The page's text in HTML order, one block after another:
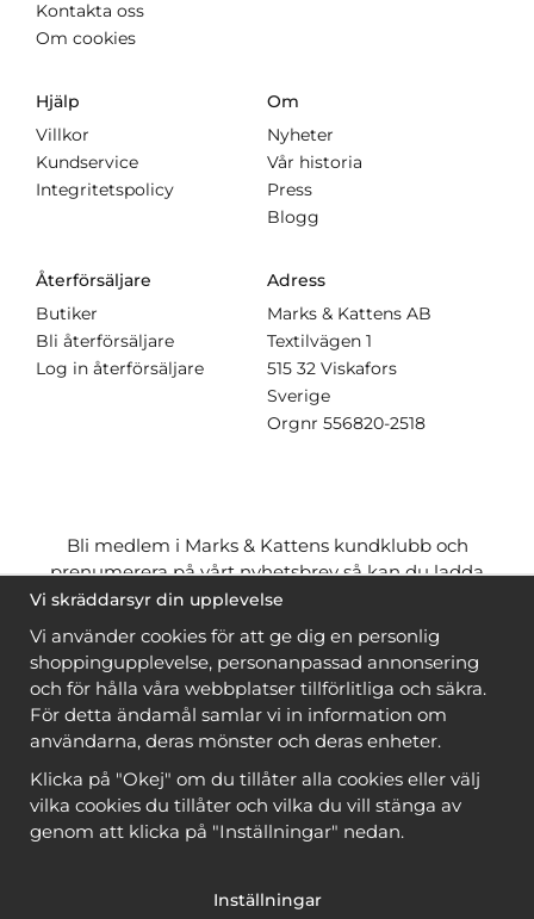
Kontakta oss
Om cookies
Hjälp
Villkor
Kundservice
Integritetspolicy
Om
Nyheter
Vår historia
Press
Blogg
Återförsäljare
Butiker
Bli återförsäljare
Log in återförsäljare
Adress
Marks & Kattens AB
Textilvägen 1
515 32 Viskafors
Sverige
Orgnr 556820-2518
Bli medlem i Marks & Kattens kundklubb och
prenumerera på vårt nyhetsbrev så kan du ladda
ner många mönstergratisoch få många
när du handlar garn till mönstret. Du ser vilka som
är
gratis när du är inloggad
Bli medlem
Copyright © 2026, Marks & Kattens AB
Vi skräddarsyr din upplevelse
Vi använder cookies för att ge dig en personlig
shoppingupplevelse, personanpassad annonsering
och för hålla våra webbplatser tillförlitliga och säkra.
För detta ändamål samlar vi in information om
användarna, deras mönster och deras enheter.
Klicka på "Okej" om du tillåter alla cookies eller välj
vilka cookies du tillåter och vilka du vill stänga av
genom att klicka på "Inställningar" nedan.
Inställningar